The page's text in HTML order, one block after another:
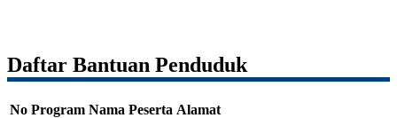
Daftar Bantuan Penduduk
No Program Nama Peserta Alamat